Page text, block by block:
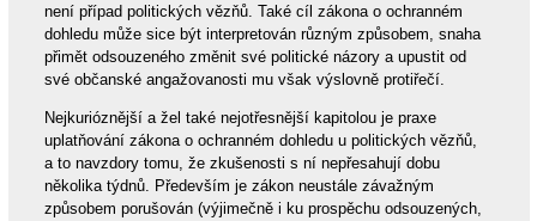
není případ politických vězňů. Také cíl zákona o ochranném
dohledu může sice být interpretován různým způsobem, snaha
přimět odsouzeného změnit své politické názory a upustit od
své občanské angažovanosti mu však výslovně protiřečí.
Nejkurióznější a žel také nejotřesnější kapitolou je praxe
uplatňování zákona o ochranném dohledu u politických vězňů,
a to navzdory tomu, že zkušenosti s ní nepřesahují dobu
několika týdnů. Především je zákon neustále závažným
způsobem porušován (výjimečně i ku prospěchu odsouzených,